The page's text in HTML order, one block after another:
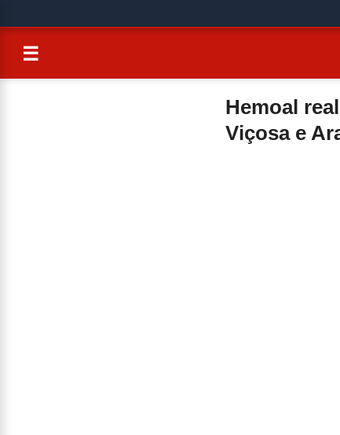
☰
Hemoal
Viçosa e